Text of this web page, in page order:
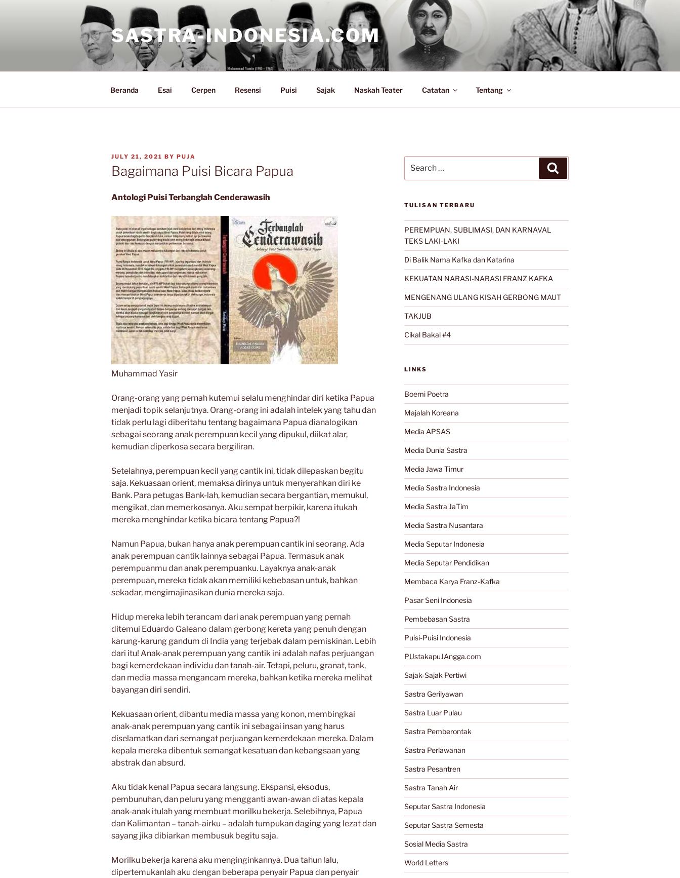
SASTRA-INDONESIA.COM
Beranda Esai Cerpen Resensi Puisi Sajak Naskah Teater Catatan Tentang
POSTED
ON
JULY 21, 2021 BY PUJA
Bagaimana Puisi Bicara Papua
Antologi Puisi Terbanglah Cenderawasih
Muhammad Yasir
Orang-orang yang pernah kutemui selalu menghindar diri ketika Papua
menjadi topik selanjutnya. Orang-orang ini adalah intelek yang tahu dan
tidak perlu lagi diberitahu tentang bagaimana Papua dianalogikan
sebagai seorang anak perempuan kecil yang dipukul, diikat alar,
kemudian diperkosa secara bergiliran.
Setelahnya, perempuan kecil yang cantik ini, tidak dilepaskan begitu
saja. Kekuasaan orient, memaksa dirinya untuk menyerahkan diri ke
Bank. Para petugas Bank-lah, kemudian secara bergantian, memukul,
mengikat, dan memerkosanya. Aku sempat berpikir, karena itukah
mereka menghindar ketika bicara tentang Papua?!
Namun Papua, bukan hanya anak perempuan cantik ini seorang. Ada
anak perempuan cantik lainnya sebagai Papua. Termasuk anak
perempuanmu dan anak perempuanku. Layaknya anak-anak
perempuan, mereka tidak akan memiliki kebebasan untuk, bahkan
sekadar, mengimajinasikan dunia mereka saja.
Hidup mereka lebih terancam dari anak perempuan yang pernah
ditemui Eduardo Galeano dalam gerbong kereta yang penuh dengan
karung-karung gandum di India yang terjebak dalam pemiskinan. Lebih
dari itu! Anak-anak perempuan yang cantik ini adalah nafas perjuangan
bagi kemerdekaan individu dan tanah-air. Tetapi, peluru, granat, tank,
dan media massa mengancam mereka, bahkan ketika mereka melihat
bayangan diri sendiri.
Kekuasaan orient, dibantu media massa yang konon, membingkai
anak-anak perempuan yang cantik ini sebagai insan yang harus
diselamatkan dari semangat perjuangan kemerdekaan mereka. Dalam
kepala mereka dibentuk semangat kesatuan dan kebangsaan yang
abstrak dan absurd.
Aku tidak kenal Papua secara langsung. Ekspansi, eksodus,
pembunuhan, dan peluru yang mengganti awan-awan di atas kepala
anak-anak itulah yang membuat morilku bekerja. Selebihnya, Papua
dan Kalimantan – tanah-airku – adalah tumpukan daging yang lezat dan
sayang jika dibiarkan membusuk begitu saja.
Morilku bekerja karena aku menginginkannya. Dua tahun lalu,
dipertemukanlah aku dengan beberapa penyair Papua dan penyair
for:
TULISAN TERBARU
PEREMPUAN, SUBLIMASI, DAN KARNAVAL
TEKS LAKI-LAKI
Di Balik Nama Kafka dan Katarina
KEKUATAN NARASI-NARASI FRANZ KAFKA
MENGENANG ULANG KISAH GERBONG MAUT
TAKJUB
Cikal Bakal #4
LINKS
Boemi Poetra
Majalah Koreana
Media APSAS
Media Dunia Sastra
Media Jawa Timur
Media Sastra Indonesia
Media Sastra JaTim
Media Sastra Nusantara
Media Seputar Indonesia
Media Seputar Pendidikan
Membaca Karya Franz-Kafka
Pasar Seni Indonesia
Pembebasan Sastra
Puisi-Puisi Indonesia
PUstakapuJAngga.com
Sajak-Sajak Pertiwi
Sastra Gerilyawan
Sastra Luar Pulau
Sastra Pemberontak
Sastra Perlawanan
Sastra Pesantren
Sastra Tanah Air
Seputar Sastra Indonesia
Seputar Sastra Semesta
Sosial Media Sastra
World Letters